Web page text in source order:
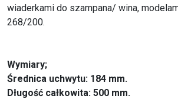
wiaderkami do szampana/ wina,
268/200.
Wymiary;
Średnica uchwytu: 184 mm.
Długość całkowita: 500 mm.